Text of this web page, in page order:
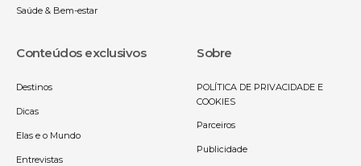
Saúde & Bem-estar
Conteúdos exclusivos
Destinos
Dicas
Elas e o Mundo
Entrevistas
Sobre
POLÍTICA DE PRIVACIDADE E
COOKIES
Parceiros
Publicidade